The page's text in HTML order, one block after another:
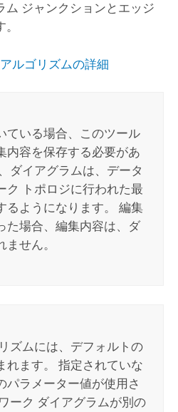
ム ジャンクションとエッジ
ルゴリズムの詳細
ている場合、このツール
内容を保存する必要があ
ダイアグラムは、データ
ク トポロジに行われた最
るようになります。 編集
た場合、編集内容は、ダ
せん。
ズムには、デフォルトの
れます。 指定されていな
パラメーター値が使用さ
ーク ダイアグラムが別の